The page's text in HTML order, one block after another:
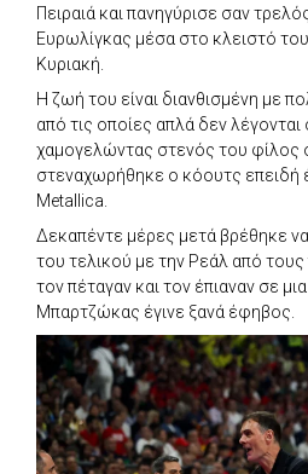
Πειραιά και πανηγύρισε σαν
Ευρωλίγκας μέσα στο κλειστό
Κυριακή.
Η ζωή του είναι διανθισμένη με
από τις οποίες απλά δεν
χαμογελώντας στενός του φίλος
στεναχωρήθηκε ο κόουτς επειδή
Metallica.
Δεκαπέντε μέρες μετά βρέθηκε να
του τελικού με την Ρεάλ από τους
τον πέταγαν και τον έπιαναν σε
Μπαρτζώκας έγινε ξανά έφηβος.